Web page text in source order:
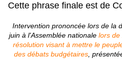
Cette phrase finale est de
Intervention prononcée lors de la
juin à l'Assemblée nationale lors de
résolution visant à mettre le
des débats budgétaires ,